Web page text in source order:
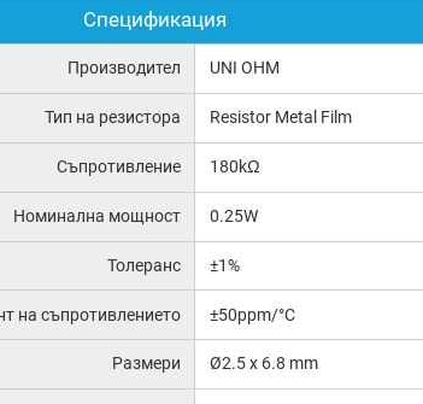
Спецификация
Производител UNI OHM
Тип на резистора Resistor Metal Film
Съпротивление 180kΩ
Номинална мощност 0.25W
Толеранс ±1%
на съпротивлението ±50ppm/°C
Размери Ø2.5 x 6.8 mm